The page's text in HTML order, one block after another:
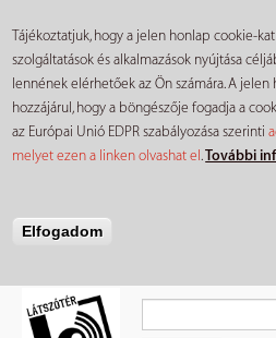
Tájékoztatjuk, hogy a jelen honlap cookie-
szolgáltatások és alkalmazások nyújtása
lennének elérhetőek az Ön számára. A jelen
hozzájárul, hogy a böngészője fogadja a
az Európai Unió EDPR szabályozása szerinti
melyet ezen a linken olvashat el.További
Elfogadom
tartalomra